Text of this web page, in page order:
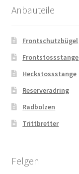
Anbauteile
Frontschutzbügel
Frontstossstange
Heckstossstange
Reserveradring
Radbolzen
Trittbretter
Felgen